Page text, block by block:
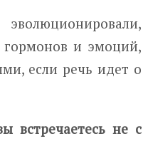
и эмоций,
если речь идет о
встречаетесь не с